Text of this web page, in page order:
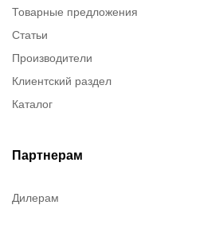
Товарные предложения
Статьи
Производители
Клиентский раздел
Каталог
Партнерам
Дилерам